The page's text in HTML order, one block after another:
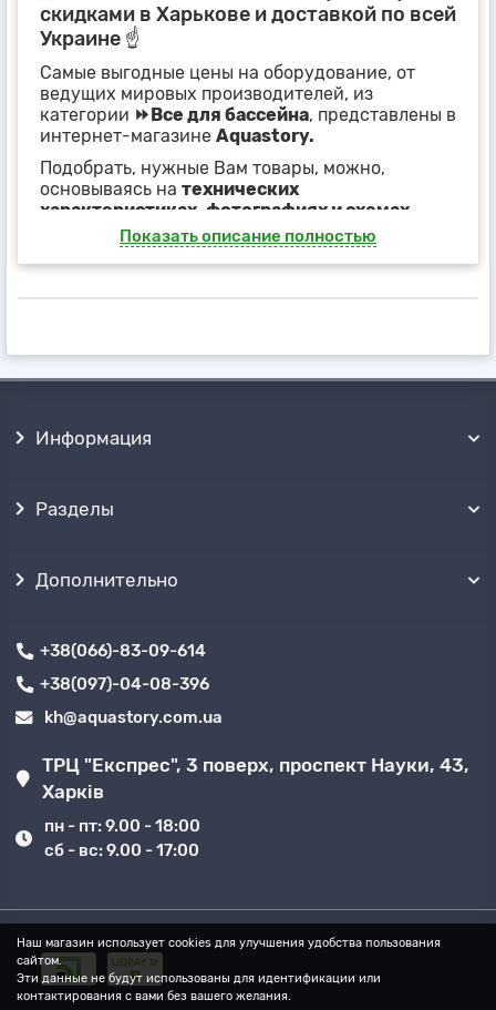
скидками в Харькове и доставкой по всей
Украине ☝
Самые выгодные цены на оборудование, от
ведущих мировых производителей, из
категории ⏩Все для бассейна, представлены в
интернет-магазине Aquastory.
Подобрать, нужные Вам товары, можно,
основываясь на технических
характеристиках, фотографиях и схемах
продукции, представленных в карточках
товаров или фильтрах, на странице категории
⏩Все для бассейна.
Наши менеджеры, с удовольствием, окажут
бесплатно забрать самовывозом
Показать описание полностью
Наш магазин использует cookies для улучшения удобства пользования
сайтом.
Эти данные не будут использованы для идентификации или
контактирования с вами без вашего желания.
Информация
Разделы
Дополнительно
+38(066)-83-09-614
+38(097)-04-08-396
kh@aquastory.com.ua
ТРЦ "Експрес", 3 поверх, проспект Науки, 43,
Харків
пн - пт: 9.00 - 18:00
сб - вс: 9.00 - 17:00